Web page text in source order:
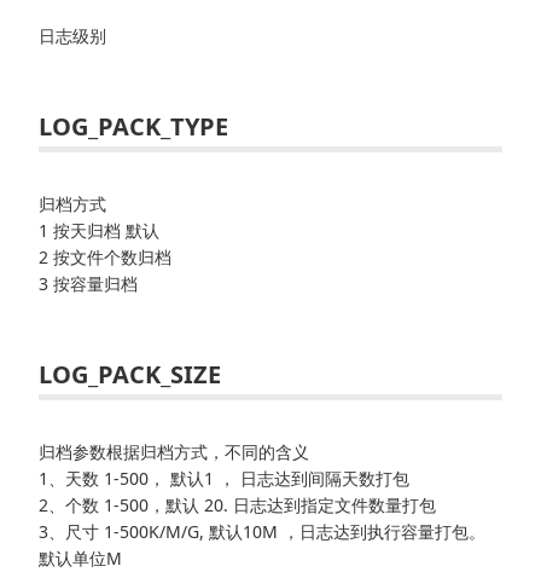
日志级别
LOG_PACK_TYPE
归档方式
1 按天归档 默认
2 按文件个数归档
3 按容量归档
LOG_PACK_SIZE
归档参数根据归档方式，不同的含义
1、天数 1-500， 默认1 ， 日志达到间隔天数打包
2、个数 1-500，默认 20. 日志达到指定文件数量打包
3、尺寸 1-500K/M/G, 默认10M ，日志达到执行容量打包。
默认单位M